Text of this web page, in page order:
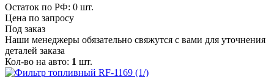
Остаток по РФ: 0 шт.
Цена по запросу
Под заказ
Наши менеджеры обязательно свяжутся с вами для уточнения
деталей заказа
Кол-во на авто: 1 шт.